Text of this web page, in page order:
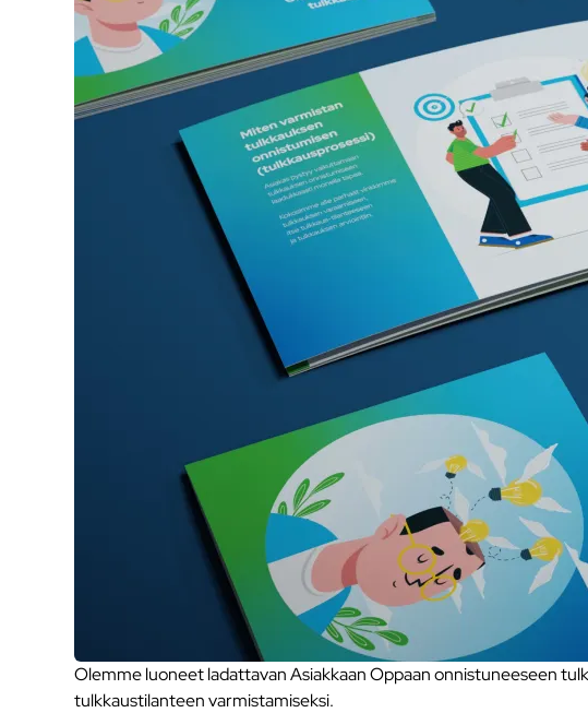
Olemme luoneet ladattavan Asiakkaan Oppaan onnistuneeseen
tulkkaustilanteen varmistamiseksi.